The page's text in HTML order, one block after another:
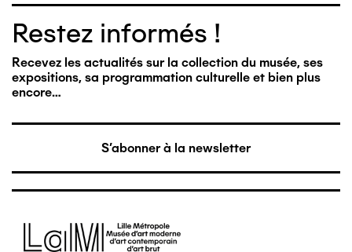
Restez informés !
Recevez les actualités sur la collection du musée, ses
expositions, sa programmation culturelle et bien plus
encore…
S'abonner à la newsletter
Image